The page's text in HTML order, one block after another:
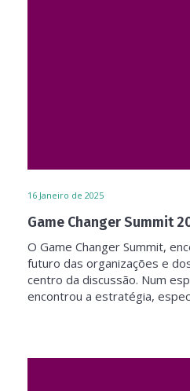
16 Janeiro de 2025
Game Changer Summit
O Game Changer Summit,
futuro das organizações e
centro da discussão. Num
encontrou a estratégia,